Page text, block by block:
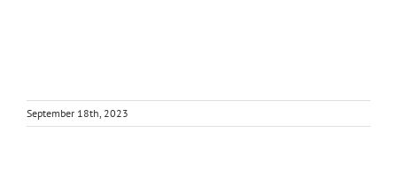
September 18th, 2023